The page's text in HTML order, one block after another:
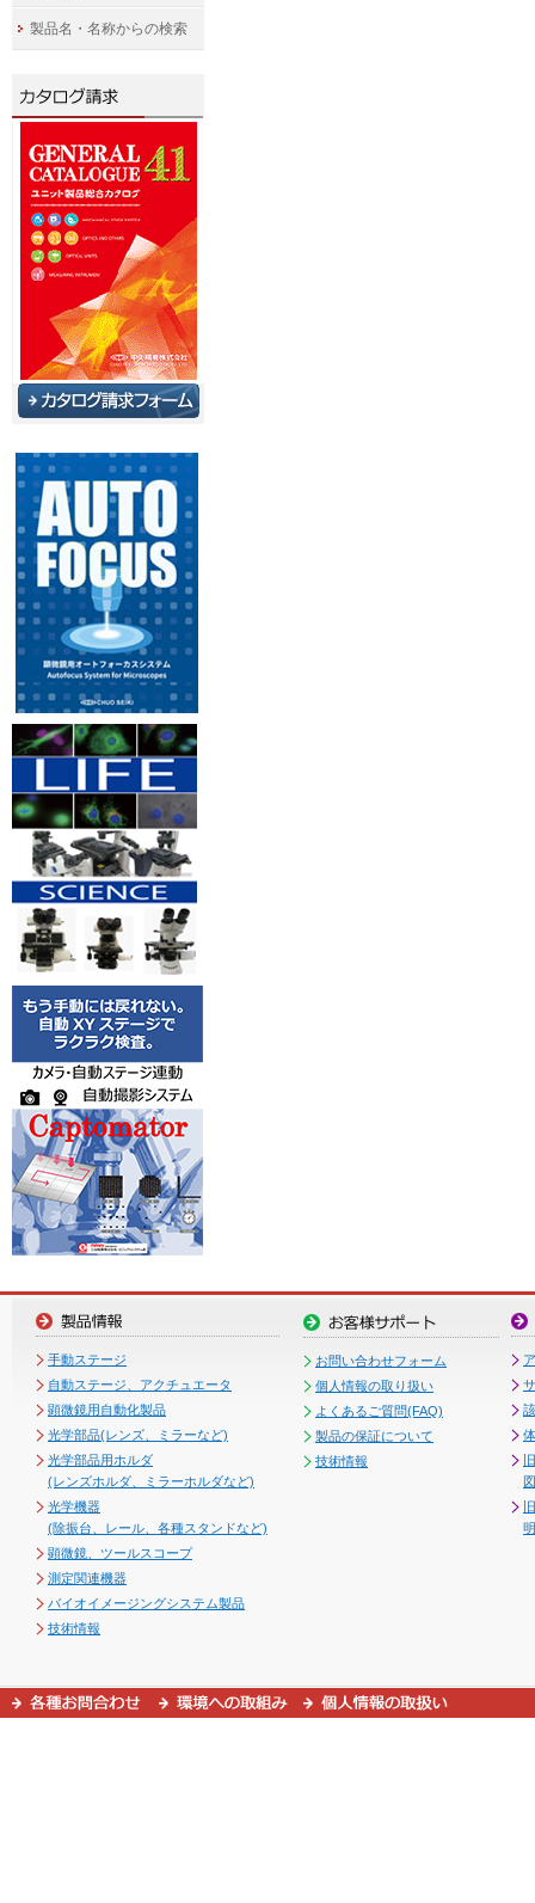
製品名・名称からの検索
手動ステージ
自動ステージ、アクチュエータ
顕微鏡用自動化製品
光学部品(レンズ、ミラーなど)
光学部品用ホルダ
(レンズホルダ、ミラーホルダなど)
光学機器
(除振台、レール、各種スタンドなど)
顕微鏡、ツールスコープ
測定関連機器
バイオイメージングシステム製品
技術情報
お問い合わせフォーム
個人情報の取り扱い
よくあるご質問(FAQ)
製品の保証について
技術情報